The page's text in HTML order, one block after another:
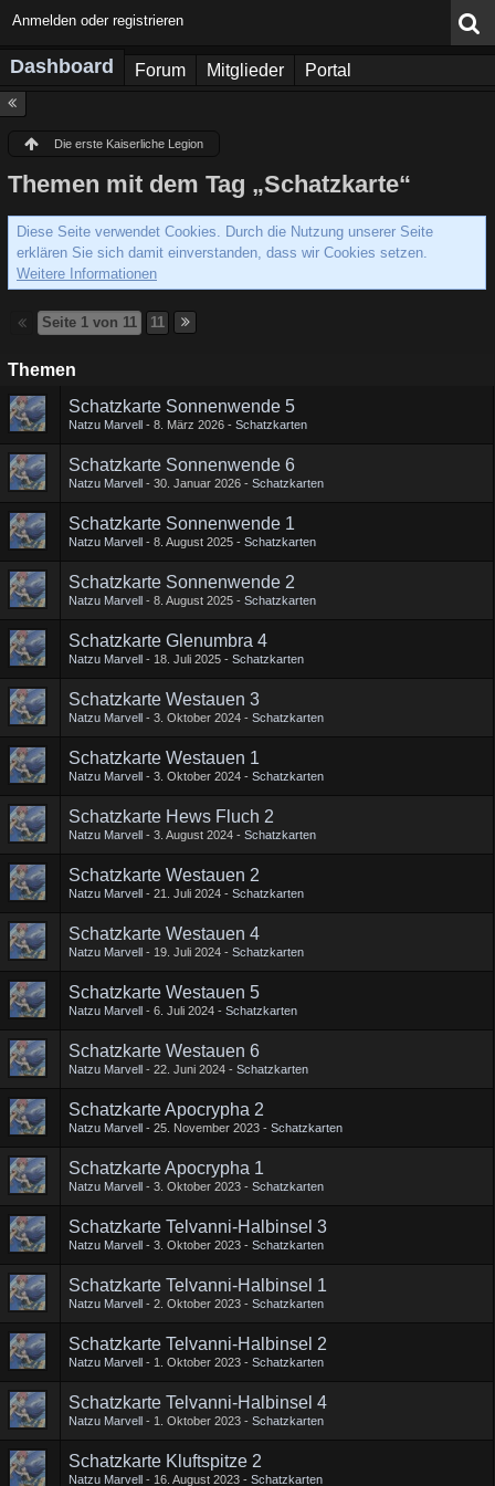
Anmelden oder registrieren
Dashboard Forum Mitglieder Portal
Die erste Kaiserliche Legion
Themen mit dem Tag „Schatzkarte“
Diese Seite verwendet Cookies. Durch die Nutzung unserer Seite
erklären Sie sich damit einverstanden, dass wir Cookies setzen.
Weitere Informationen
Seite 1 von 11 11
Themen
Schatzkarte Sonnenwende 5
Natzu Marvell 8. März 2026 Schatzkarten
Schatzkarte Sonnenwende 6
Natzu Marvell 30. Januar 2026 Schatzkarten
Schatzkarte Sonnenwende 1
Natzu Marvell 8. August 2025 Schatzkarten
Schatzkarte Sonnenwende 2
Natzu Marvell 8. August 2025 Schatzkarten
Schatzkarte Glenumbra 4
Natzu Marvell 18. Juli 2025 Schatzkarten
Schatzkarte Westauen 3
Natzu Marvell 3. Oktober 2024 Schatzkarten
Schatzkarte Westauen 1
Natzu Marvell 3. Oktober 2024 Schatzkarten
Schatzkarte Hews Fluch 2
Natzu Marvell 3. August 2024 Schatzkarten
Schatzkarte Westauen 2
Natzu Marvell 21. Juli 2024 Schatzkarten
Schatzkarte Westauen 4
Natzu Marvell 19. Juli 2024 Schatzkarten
Schatzkarte Westauen 5
Natzu Marvell 6. Juli 2024 Schatzkarten
Schatzkarte Westauen 6
Natzu Marvell 22. Juni 2024 Schatzkarten
Schatzkarte Apocrypha 2
Natzu Marvell 25. November 2023 Schatzkarten
Schatzkarte Apocrypha 1
Natzu Marvell 3. Oktober 2023 Schatzkarten
Schatzkarte Telvanni-Halbinsel 3
Natzu Marvell 3. Oktober 2023 Schatzkarten
Schatzkarte Telvanni-Halbinsel 1
Natzu Marvell 2. Oktober 2023 Schatzkarten
Schatzkarte Telvanni-Halbinsel 2
Natzu Marvell 1. Oktober 2023 Schatzkarten
Schatzkarte Telvanni-Halbinsel 4
Natzu Marvell 1. Oktober 2023 Schatzkarten
Schatzkarte Kluftspitze 2
Natzu Marvell 16. August 2023 Schatzkarten